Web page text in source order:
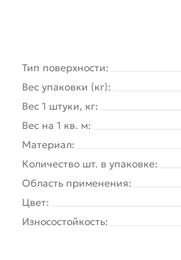
Тип поверхности:
Вес упаковки (кг):
Вес 1 штуки, кг:
Вес на 1 кв. м:
Материал:
Количество шт. в упаковке:
Область применения:
Цвет:
Износостойкость: